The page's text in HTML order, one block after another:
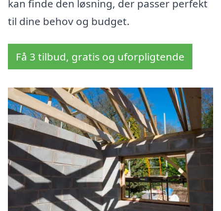
kan finde den løsning, der passer perfekt
til dine behov og budget.
Få 3 tilbud, gratis og uforpligtende